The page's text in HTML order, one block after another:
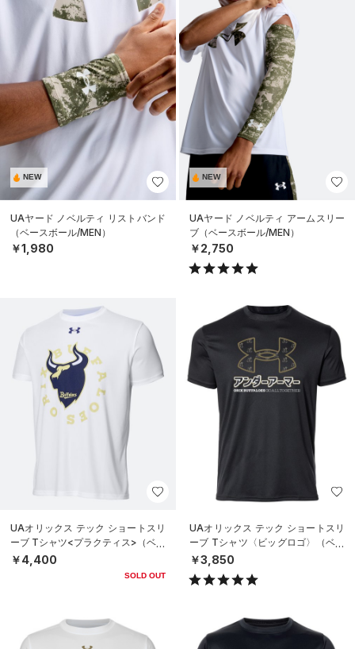
NEW
UAヤード ノベルティ リストバンド
（ベースボール/MEN）
￥1,980
NEW
UAヤード ノベルティ アームスリー
ブ（ベースボール/MEN）
￥2,750
UAオリックス テック ショートスリ
ーブ Tシャツ<プラクティス>（ベー
スボール/UNISEX）
￥4,400
SOLD OUT
UAオリックス テック ショートスリ
ーブ Tシャツ〈ビッグロゴ〉（ベー
スボール/UNISEX）
￥3,850